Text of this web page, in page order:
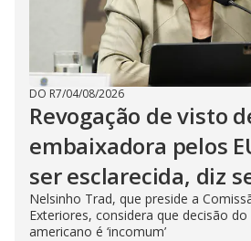
DO R7/04/08/2026
Revogação de visto
embaixadora pelos
ser esclarecida, diz
Nelsinho Trad, que preside a
Exteriores, considera que decisão
americano é ‘incomum’